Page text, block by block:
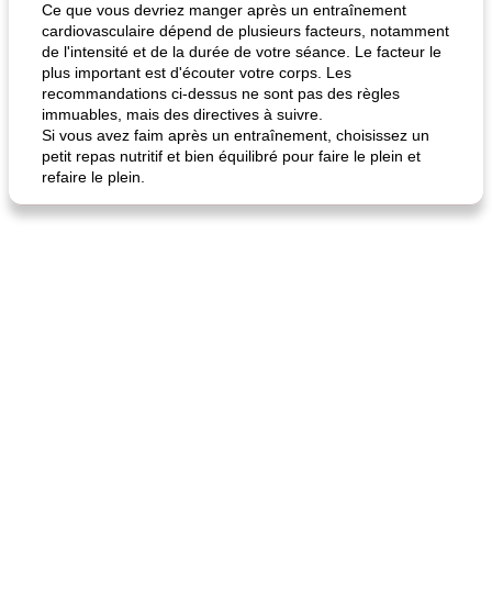
Ce que vous devriez manger après un entraînement
cardiovasculaire dépend de plusieurs facteurs, notamment
de l'intensité et de la durée de votre séance. Le facteur le
plus important est d'écouter votre corps. Les
recommandations ci-dessus ne sont pas des règles
immuables, mais des directives à suivre.
Si vous avez faim après un entraînement, choisissez un
petit repas nutritif et bien équilibré pour faire le plein et
refaire le plein.